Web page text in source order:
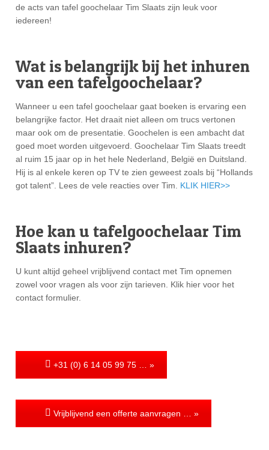
de acts van tafel goochelaar Tim Slaats zijn leuk voor
iedereen!
Wat is belangrijk bij het inhuren
van een tafelgoochelaar?
Wanneer u een tafel goochelaar gaat boeken is ervaring een
belangrijke factor. Het draait niet alleen om trucs vertonen
maar ook om de presentatie. Goochelen is een ambacht dat
goed moet worden uitgevoerd. Goochelaar Tim Slaats treedt
al ruim 15 jaar op in het hele Nederland, België en Duitsland.
Hij is al enkele keren op TV te zien geweest zoals bij “Hollands
got talent”. Lees de vele reacties over Tim. KLIK HIER>>
Hoe kan u tafelgoochelaar Tim
Slaats inhuren?
U kunt altijd geheel vrijblijvend contact met Tim opnemen
zowel voor vragen als voor zijn tarieven. Klik hier voor het
contact formulier.
+31 (0) 6 14 05 99 75 … »
Vrijblijvend een offerte aanvragen … »